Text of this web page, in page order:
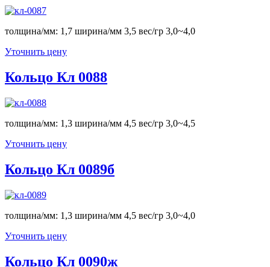
толщина/мм: 1,7 ширина/мм 3,5 вес/гр 3,0~4,0
Уточнить цену
Кольцо Кл 0088
толщина/мм: 1,3 ширина/мм 4,5 вес/гр 3,0~4,5
Уточнить цену
Кольцо Кл 0089б
толщина/мм: 1,3 ширина/мм 4,5 вес/гр 3,0~4,0
Уточнить цену
Кольцо Кл 0090ж